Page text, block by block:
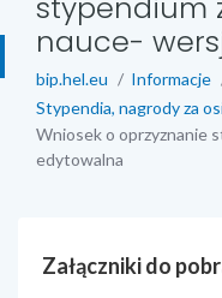
nauce-
bip.hel.eu
Informacje
Stypendia, nagrody za
Wniosek o oprzyznanie
edytowalna
Załączniki do